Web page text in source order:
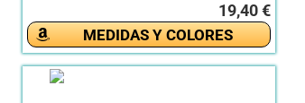
19,40 €
MEDIDAS Y COLORES